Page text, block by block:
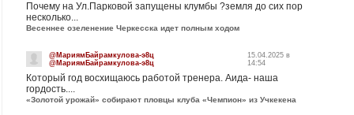
Почему на Ул.Парковой запущены клумбы ?земля до сих пор
несколько...
Весеннее озеленение Черкесска идет полным ходом
@МариямБайрамкулова-э8ц
@МариямБайрамкулова-э8ц
15.04.2025 в
14:54
Который год восхищаюсь работой тренера. Аида- наша
гордость....
«Золотой урожай» собирают пловцы клуба «Чемпион» из Учкекена